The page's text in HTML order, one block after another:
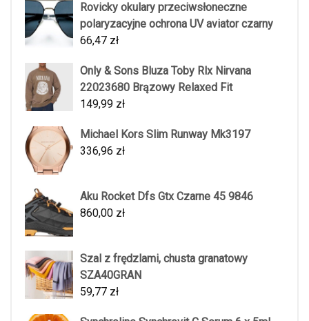
Rovicky okulary przeciwsłoneczne
polaryzacyjne ochrona UV aviator czarny
66,47 zł
Only & Sons Bluza Toby Rlx Nirvana
22023680 Brązowy Relaxed Fit
149,99 zł
Michael Kors Slim Runway Mk3197
336,96 zł
Aku Rocket Dfs Gtx Czarne 45 9846
860,00 zł
Szal z frędzlami, chusta granatowy
SZA40GRAN
59,77 zł